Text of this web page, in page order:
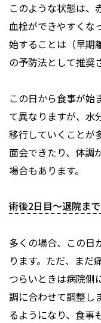
このような状態は、
血栓ができやすくな
始することは（早期
の予防法として推奨
この日から食事が始
て異なりますが、水
移行していくことが
面会できたり、体調
場合もあります。
術後2日目～退院まで
多くの場合、この日
ります。ただ、まだ
つらいときは病院側
調に合わせて調整し
るようになり、食事